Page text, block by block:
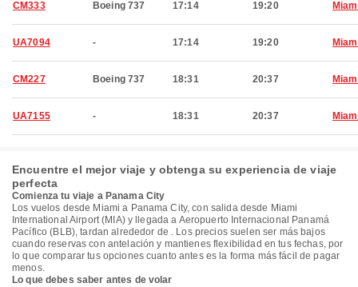
CM333 Boeing 737 17:14 19:20
UA7094 - 17:14 19:20
CM227 Boeing 737 18:31 20:37
UA7155 - 18:31 20:37
Encuentre el mejor viaje y obtenga su experiencia de viaje
perfecta
Comienza tu viaje a Panama City
Los vuelos desde Miami a Panama City, con salida desde Miami
International Airport (MIA) y llegada a Aeropuerto Internacional Panamá
Pacífico (BLB), tardan alrededor de . Los precios suelen ser más bajos
cuando reservas con antelación y mantienes flexibilidad en tus fechas, por
lo que comparar tus opciones cuanto antes es la forma más fácil de pagar
menos.
Lo que debes saber antes de volar